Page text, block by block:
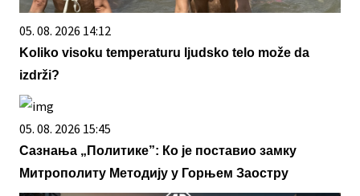
05. 08. 2026 14:12
Koliko visoku temperaturu ljudsko telo može da
izdrži?
05. 08. 2026 15:45
Сазнања „Политике”: Ко је поставио замку
Митрополиту Методију у Горњем Заостру